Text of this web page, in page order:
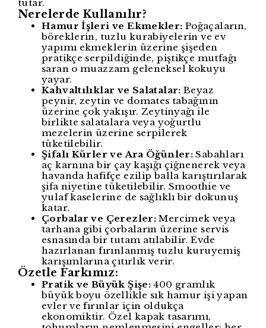
tutar.
Nerelerde Kullanılır?
Hamur İşleri ve Ekmekler: Poğaçaların,
böreklerin, tuzlu kurabiyelerin ve ev
yapımı ekmeklerin üzerine şişeden
pratikçe serpildiğinde, piştikçe mutfağı
saran o muazzam geleneksel kokuyu
yayar.
Kahvaltılıklar ve Salatalar: Beyaz
peynir, zeytin ve domates tabağının
üzerine çok yakışır. Zeytinyağı ile
birlikte salatalara veya yoğurtlu
mezelerin üzerine serpilerek
tüketilebilir.
Şifalı Kürler ve Ara Öğünler: Sabahları
aç karnına bir çay kaşığı çiğnenerek veya
havanda hafifçe ezilip balla karıştırılarak
şifa niyetine tüketilebilir. Smoothie ve
yulaf kaselerine de sağlıklı bir dokunuş
katar.
Çorbalar ve Çerezler: Mercimek veya
tarhana gibi çorbaların üzerine servis
esnasında bir tutam atılabilir. Evde
hazırlanan fırınlanmış tuzlu kuruyemiş
karışımlarına çıtırlık verir.
Özetle Farkımız:
Pratik ve Büyük Şişe: 400 gramlık
büyük boyu özellikle sık hamur işi yapan
evler ve fırınlar için oldukça
ekonomiktir. Özel kapak tasarımı,